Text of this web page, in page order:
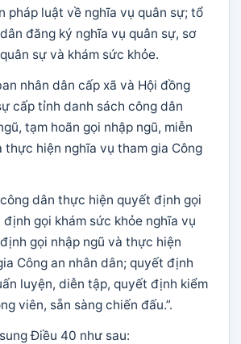
pháp luật về nghĩa vụ quân sự; tổ
đăng ký nghĩa vụ quân sự, sơ
sự và khám sức khỏe.
nhân dân cấp xã và Hội đồng
cấp tỉnh danh sách công dân
tạm hoãn gọi nhập ngũ, miễn
thực hiện nghĩa vụ tham gia Công
dân thực hiện quyết định gọi
gọi khám sức khỏe nghĩa vụ
gọi nhập ngũ và thực hiện
Công an nhân dân; quyết định
luyện, diễn tập, quyết định kiểm
viên, sẵn sàng chiến đấu.”.
Điều 40 như sau: